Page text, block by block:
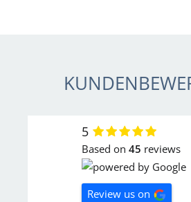
5
Based on 45 reviews
Review us on